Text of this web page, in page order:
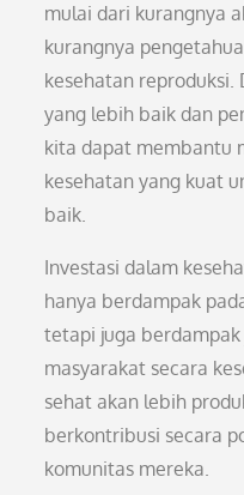
mulai dari kurangnya
kurangnya
kesehatan reproduksi.
yang lebih baik dan
kita dapat membantu
kesehatan yang kuat
baik.
Investasi dalam
hanya berdampak
tetapi juga
masyarakat secara
sehat akan lebih
berkontribusi secara
komunitas mereka.